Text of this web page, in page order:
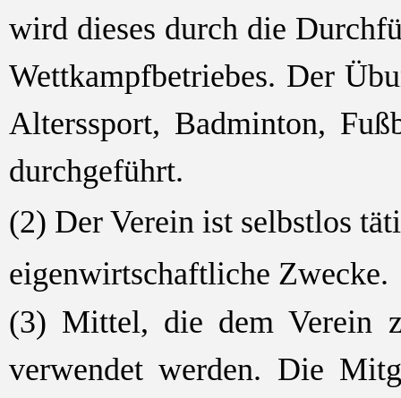
wird dieses durch die
Wettkampfbetriebes. Der
Alterssport, Badminton,
durchgeführt.
(2) Der Verein ist selbstlos
eigenwirtschaftliche Zwecke.
(3) Mittel, die dem Verein
verwendet werden. Die